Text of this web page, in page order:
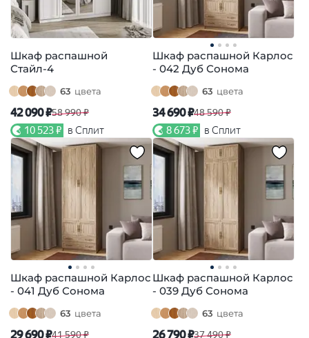
Шкаф распашной
Стайл-4
63 цвета
42 090 ₽58 990 ₽
10 523 ₽ в Сплит
Шкаф распашной Карлос
- 042 Дуб Сонома
63 цвета
34 690 ₽48 590 ₽
8 673 ₽ в Сплит
Шкаф распашной Карлос
- 041 Дуб Сонома
63 цвета
29 690 ₽41 590 ₽
Шкаф распашной Карлос
- 039 Дуб Сонома
63 цвета
26 790 ₽37 490 ₽